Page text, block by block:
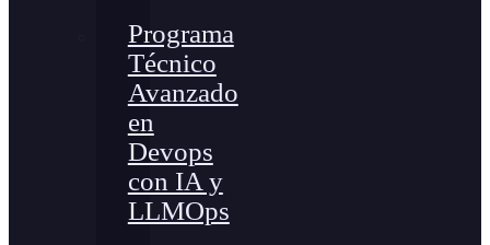
Programa
Técnico
Avanzado
en
Devops
con IA y
LLMOps